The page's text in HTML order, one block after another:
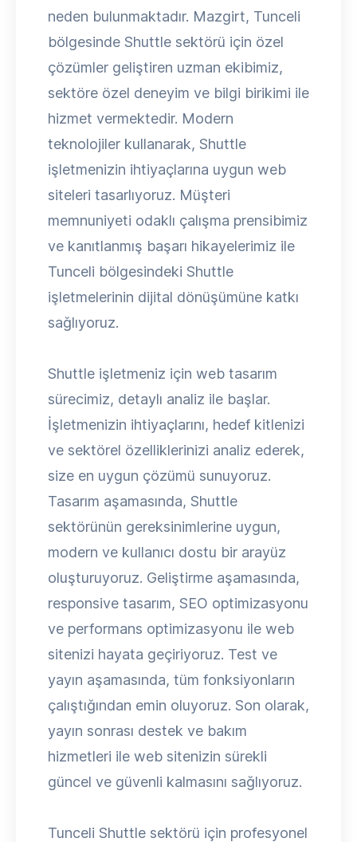
neden bulunmaktadır. Mazgirt, Tunceli
bölgesinde Shuttle sektörü için özel
çözümler geliştiren uzman ekibimiz,
sektöre özel deneyim ve bilgi birikimi ile
hizmet vermektedir. Modern
teknolojiler kullanarak, Shuttle
işletmenizin ihtiyaçlarına uygun web
siteleri tasarlıyoruz. Müşteri
memnuniyeti odaklı çalışma prensibimiz
ve kanıtlanmış başarı hikayelerimiz ile
Tunceli bölgesindeki Shuttle
işletmelerinin dijital dönüşümüne katkı
sağlıyoruz.
Shuttle işletmeniz için web tasarım
sürecimiz, detaylı analiz ile başlar.
İşletmenizin ihtiyaçlarını, hedef kitlenizi
ve sektörel özelliklerinizi analiz ederek,
size en uygun çözümü sunuyoruz.
Tasarım aşamasında, Shuttle
sektörünün gereksinimlerine uygun,
modern ve kullanıcı dostu bir arayüz
oluşturuyoruz. Geliştirme aşamasında,
responsive tasarım, SEO optimizasyonu
ve performans optimizasyonu ile web
sitenizi hayata geçiriyoruz. Test ve
yayın aşamasında, tüm fonksiyonların
çalıştığından emin oluyoruz. Son olarak,
yayın sonrası destek ve bakım
hizmetleri ile web sitenizin sürekli
güncel ve güvenli kalmasını sağlıyoruz.
Tunceli Shuttle sektörü için profesyonel